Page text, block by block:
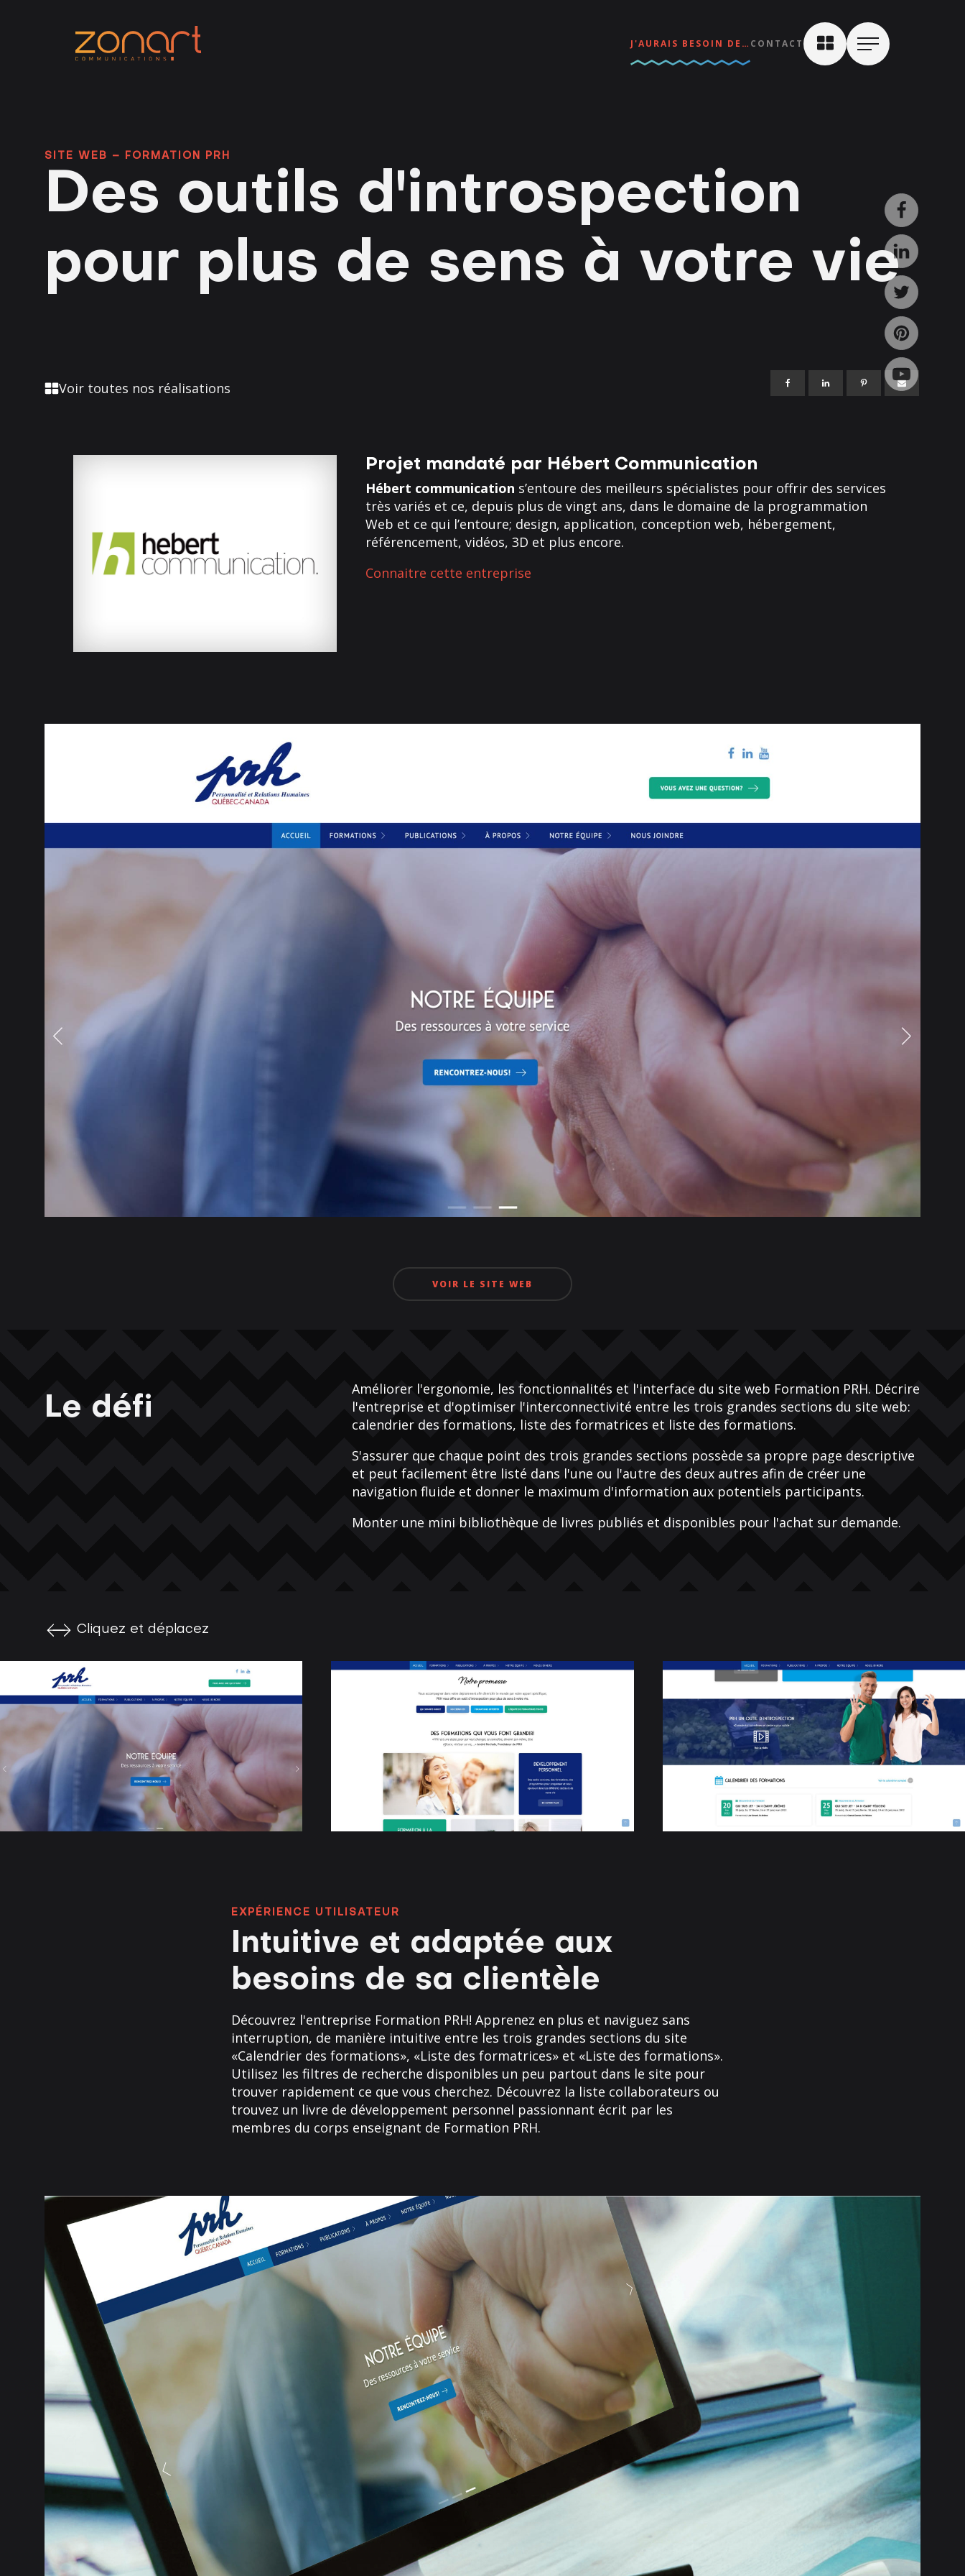
J'AURAIS BESOIN DE… CONTACT
SITE WEB – FORMATION PRH
Des outils d'introspection
pour plus de sens à votre vie
Voir toutes nos réalisations
Projet mandaté par Hébert Communication
Hébert communication s’entoure des meilleurs spécialistes pour offrir des services
très variés et ce, depuis plus de vingt ans, dans le domaine de la programmation
Web et ce qui l’entoure; design, application, conception web, hébergement,
référencement, vidéos, 3D et plus encore.
Connaitre cette entreprise
VOIR LE SITE WEB
Le défi
Améliorer l'ergonomie, les fonctionnalités et l'interface du site web Formation PRH. Décrire
l'entreprise et d'optimiser l'interconnectivité entre les trois grandes sections du site web:
calendrier des formations, liste des formatrices et liste des formations.
S'assurer que chaque point des trois grandes sections possède sa propre page descriptive
et peut facilement être listé dans l'une ou l'autre des deux autres afin de créer une
navigation fluide et donner le maximum d'information aux potentiels participants.
Monter une mini bibliothèque de livres publiés et disponibles pour l'achat sur demande.
Cliquez et déplacez
EXPÉRIENCE UTILISATEUR
Intuitive et adaptée aux
besoins de sa clientèle
Découvrez l'entreprise Formation PRH! Apprenez en plus et naviguez sans
interruption, de manière intuitive entre les trois grandes sections du site
«Calendrier des formations», «Liste des formatrices» et «Liste des formations».
Utilisez les filtres de recherche disponibles un peu partout dans le site pour
trouver rapidement ce que vous cherchez. Découvrez la liste collaborateurs ou
trouvez un livre de développement personnel passionnant écrit par les
membres du corps enseignant de Formation PRH.